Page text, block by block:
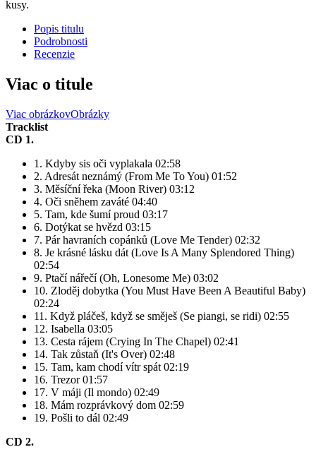
kusy.
Popis titulu
Podrobnosti
Recenzie
Viac o titule
Viac obrázkovObrázky
Tracklist
CD 1.
1. Kdyby sis oči vyplakala 02:58
2. Adresát neznámý (From Me To You) 01:52
3. Měsíční řeka (Moon River) 03:12
4. Oči sněhem zaváté 04:40
5. Tam, kde šumí proud 03:17
6. Dotýkat se hvězd 03:15
7. Pár havraních copánků (Love Me Tender) 02:32
8. Je krásné lásku dát (Love Is A Many Splendored Thing)
02:54
9. Ptačí nářečí (Oh, Lonesome Me) 03:02
10. Zloděj dobytka (You Must Have Been A Beautiful Baby)
02:24
11. Když pláčeš, když se směješ (Se piangi, se ridi) 02:55
12. Isabella 03:05
13. Cesta rájem (Crying In The Chapel) 02:41
14. Tak zůstaň (It's Over) 02:48
15. Tam, kam chodí vítr spát 02:19
16. Trezor 01:57
17. V máji (Il mondo) 02:49
18. Mám rozprávkový dom 02:59
19. Pošli to dál 02:49
CD 2.